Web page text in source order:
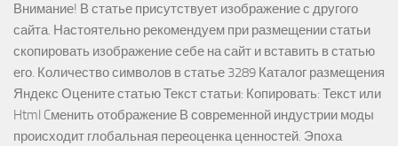
Внимание! В статье присутствует изображение с другого
сайта. Настоятельно рекомендуем при размещении статьи
скопировать изображение себе на сайт и вставить в статью
его. Количество символов в статье 3289 Каталог размещения
Яндекс Оцените статью Текст статьи: Копировать: Текст или
Html Cменить отображение В современной индустрии моды
происходит глобальная переоценка ценностей. Эпоха